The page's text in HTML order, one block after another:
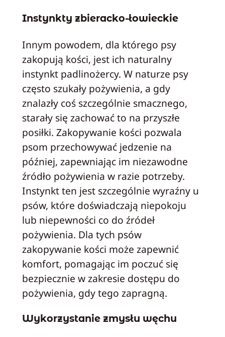
Instynkty zbieracko-łowieckie
Innym powodem, dla którego psy
zakopują kości, jest ich naturalny
instynkt padlinożercy. W naturze psy
często szukały pożywienia, a gdy
znalazły coś szczególnie smacznego,
starały się zachować to na przyszłe
posiłki. Zakopywanie kości pozwala
psom przechowywać jedzenie na
później, zapewniając im niezawodne
źródło pożywienia w razie potrzeby.
Instynkt ten jest szczególnie wyraźny u
psów, które doświadczają niepokoju
lub niepewności co do źródeł
pożywienia. Dla tych psów
zakopywanie kości może zapewnić
komfort, pomagając im poczuć się
bezpiecznie w zakresie dostępu do
pożywienia, gdy tego zapragną.
Wykorzystanie zmysłu węchu